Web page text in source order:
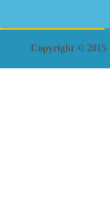
Copyright © 2015